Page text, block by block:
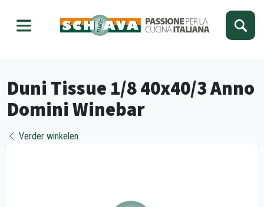
Duni Tissue 1/8 40x40/3 Anno
Domini Winebar
Verder winkelen